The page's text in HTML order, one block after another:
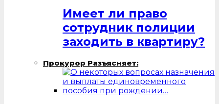
Имеет ли право
сотрудник полиции
заходить в квартиру?
Прокурор Разъясняет: